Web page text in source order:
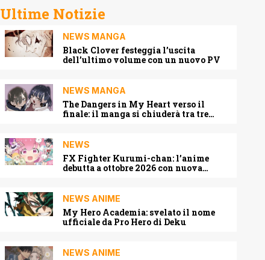
Ultime Notizie
NEWS MANGA
Black Clover festeggia l’uscita
dell’ultimo volume con un nuovo PV
NEWS MANGA
The Dangers in My Heart verso il
finale: il manga si chiuderà tra tre
NEWS
FX Fighter Kurumi-chan: l’anime
debutta a ottobre 2026 con nuova
NEWS ANIME
My Hero Academia: svelato il nome
ufficiale da Pro Hero di Deku
NEWS ANIME